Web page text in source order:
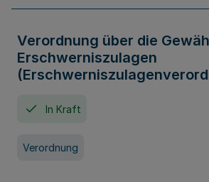
Verordnung über die
Erschwerniszulagen
In Kraft
Verordnung